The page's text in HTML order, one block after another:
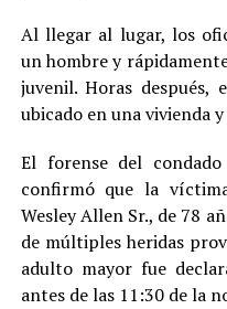
Al llegar al lugar, los
un hombre y
juvenil. Horas después,
ubicado en una vivienda
El forense del
confirmó que la
Wesley Allen Sr., de 78
de múltiples heridas
adulto mayor fue
antes de las 11:30 de la